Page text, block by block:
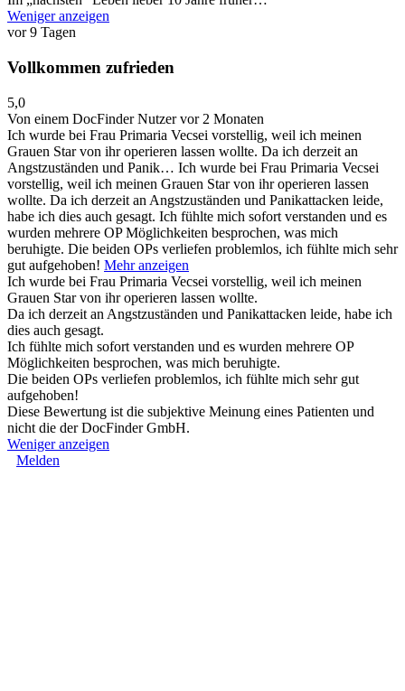
Weniger anzeigen
vor 9 Tagen
Vollkommen zufrieden
5,0
Von einem DocFinder Nutzervor 2 Monaten
Ich wurde bei Frau Primaria Vecsei vorstellig, weil ich meinen
Grauen Star von ihr operieren lassen wollte. Da ich derzeit an
Angstzuständen und Panik… Ich wurde bei Frau Primaria Vecsei
vorstellig, weil ich meinen Grauen Star von ihr operieren lassen
wollte. Da ich derzeit an Angstzuständen und Panikattacken leide,
habe ich dies auch gesagt. Ich fühlte mich sofort verstanden und es
wurden mehrere OP Möglichkeiten besprochen, was mich
beruhigte. Die beiden OPs verliefen problemlos, ich fühlte mich sehr
gut aufgehoben! Mehr anzeigen
Ich wurde bei Frau Primaria Vecsei vorstellig, weil ich meinen
Grauen Star von ihr operieren lassen wollte.
Da ich derzeit an Angstzuständen und Panikattacken leide, habe ich
dies auch gesagt.
Ich fühlte mich sofort verstanden und es wurden mehrere OP
Möglichkeiten besprochen, was mich beruhigte.
Die beiden OPs verliefen problemlos, ich fühlte mich sehr gut
aufgehoben!
Diese Bewertung ist die subjektive Meinung eines Patienten und
nicht die der DocFinder GmbH.
Weniger anzeigen
Melden